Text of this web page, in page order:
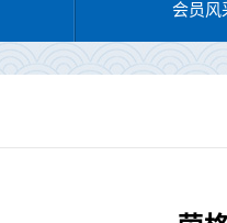
会员风